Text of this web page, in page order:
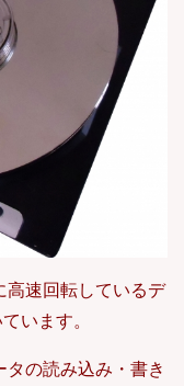
高速回転しているデ
います。
の読み込み・書き